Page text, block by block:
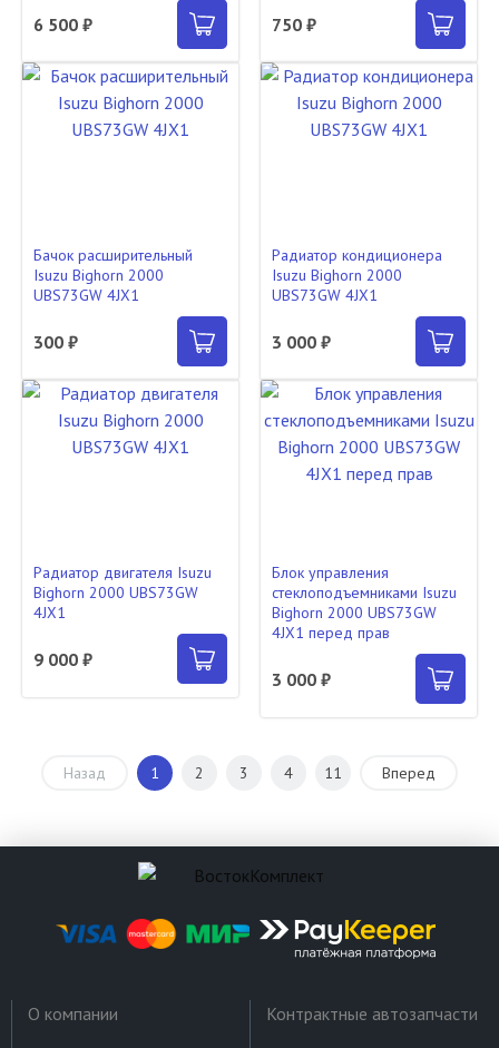
6 500 ₽ 750 ₽
Бачок расширительный
Isuzu Bighorn 2000
UBS73GW 4JX1
300 ₽
Радиатор кондиционера
Isuzu Bighorn 2000
UBS73GW 4JX1
3 000 ₽
Радиатор двигателя Isuzu
Bighorn 2000 UBS73GW
4JX1
9 000 ₽
Блок управления
стеклоподъемниками Isuzu
Bighorn 2000 UBS73GW
4JX1 перед прав
3 000 ₽
Назад 1 2 3 4 11 Вперед
О компании
Контрактные автозапчасти